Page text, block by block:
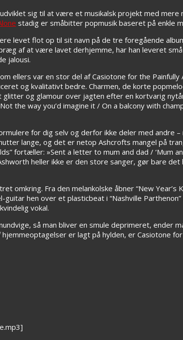
sig til at være et musikalsk projekt med mere
stadig er småbitter popmusik baseret på enkle
levet flot op til sit navn på de tre foregående
af at være lavet derhjemme, har han leveret
jalousi.
ellers var en stor del af Casiotone for the Painfully
og kvalitativt bedre. Charmen, de korte
og glamour over jagten efter en kortvarig
the way you’d imagine it / On a balcony with
for dig selv og derfor ikke deler med andre
lange, og det er netop Ashcrofts mangel på
fortæller: »Sent a letter to mum and dad / ‘Mum
heller ikke er den store sanger, gør bare
omkring. Fra den melankolske åbner “New
hen over et plasticbeat i “Nashville
vokal.
så man bliver en smule deprimeret, ender
er lagt på hylden, er Casiotone